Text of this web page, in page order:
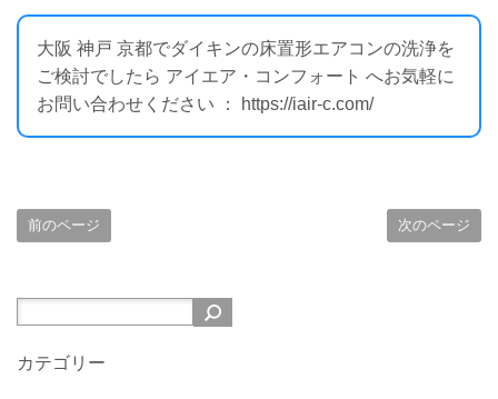
大阪 神戸 京都でダイキンの床置形エアコンの洗浄を
ご検討でしたら アイエア・コンフォート へお気軽に
お問い合わせください ： https://iair-c.com/
前のページ 次のページ
カテゴリー